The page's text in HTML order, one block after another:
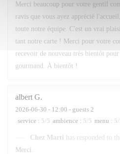
Merci beaucoup pour votre gentil
ravis que vous ayez apprécié
toute notre équipe. C'est un vrai
tant notre carte ! Merci pour votre
recevoir de nouveau très bientôt
gourmand. À bientôt !
albert G
2026-06-30 - 12:00 - guests 2
service : 5/5 ambience : 5/5 menu : 5
Chez Marti has responded to
Merci.